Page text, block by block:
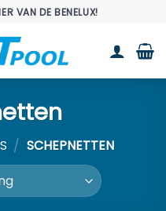
VAN DE BENELUX!
/ SCHEPNETTEN